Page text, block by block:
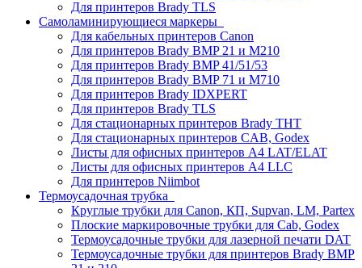
Для принтеров Brady TLS
Самоламинирующиеся маркеры
Для кабельных принтеров Canon
Для принтеров Brady BMP 21 и M210
Для принтеров Brady BMP 41/51/53
Для принтеров Brady BMP 71 и M710
Для принтеров Brady IDXPERT
Для принтеров Brady TLS
Для стационарных принтеров Brady THT
Для стационарных принтеров CAB, Godex
Листы для офисных принтеров А4 LAT/ELAT
Листы для офисных принтеров А4 LLC
Для принтеров Niimbot
Термоусадочная трубка
Круглые трубки для Canon, КП, Supvan, LM, Partex
Плоские маркировочные трубки для Cab, Godex
Термоусадочные трубки для лазерной печати DAT
Термоусадочные трубки для принтеров Brady BMP